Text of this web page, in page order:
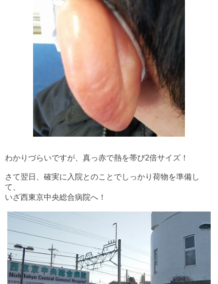
わかりづらいですが、真っ赤で熱を帯び2倍サイズ！
さて翌日、確実に入院とのことでしっかり荷物を準備し
て、
いざ西東京中央総合病院へ！